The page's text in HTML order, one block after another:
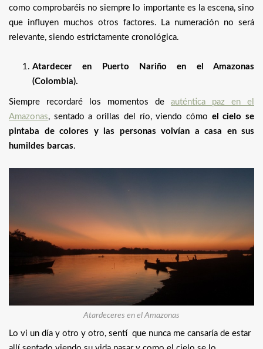
como comprobaréis no siempre lo importante es la escena, sino
que influyen muchos otros factores. La numeración no será
relevante, siendo estrictamente cronológica.
Atardecer en Puerto Nariño en el Amazonas
(Colombia).
Siempre recordaré los momentos de auténtica paz en el
Amazonas, sentado a orillas del río, viendo cómo el cielo se
pintaba de colores y las personas volvían a casa en sus
humildes barcas.
Atardeceres en el Amazonas
Lo vi un día y otro y otro, sentí que nunca me cansaría de estar